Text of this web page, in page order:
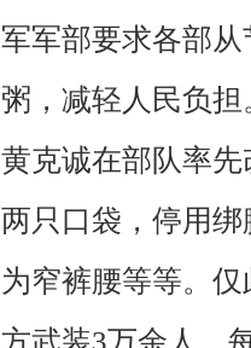
军军部要求各部
粥，减轻人民负
黄克诚在部队率
两只口袋，停用
为窄裤腰等等。